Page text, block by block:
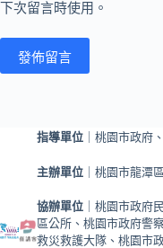
下次留言時使用。
發佈留言
指導單位 ｜桃園市政府
主辦單位 ｜桃園市龍潭
協辦單位 ｜桃園市政府
區公所、桃園市政府警
救災救護大隊、桃園市